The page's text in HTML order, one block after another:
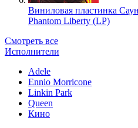
Виниловая пластинка
Phantom Liberty (LP)
Смотреть все
Исполнители
Adele
Ennio Morricone
Linkin Park
Queen
Кино